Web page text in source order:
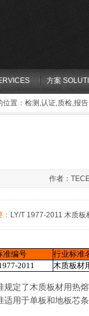
方案
置： 检测,认证,质检,报
作者：
LY/T 1977-2011 木质
准编号
行业标准
2011
木质板材
规定了木质板材用热
适用于单板和地板芯